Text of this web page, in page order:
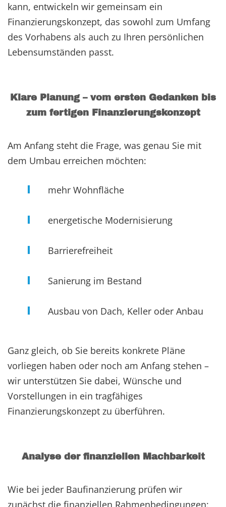
kann, entwickeln wir gemeinsam ein
Finanzierungskonzept, das sowohl zum Umfang
des Vorhabens als auch zu Ihren persönlichen
Lebensumständen passt.
Klare Planung – vom ersten Gedanken bis
zum fertigen Finanzierungskonzept
Am Anfang steht die Frage, was genau Sie mit
dem Umbau erreichen möchten:
mehr Wohnfläche
energetische Modernisierung
Barrierefreiheit
Sanierung im Bestand
Ausbau von Dach, Keller oder Anbau
Ganz gleich, ob Sie bereits konkrete Pläne
vorliegen haben oder noch am Anfang stehen –
wir unterstützen Sie dabei, Wünsche und
Vorstellungen in ein tragfähiges
Finanzierungskonzept zu überführen.
Analyse der finanziellen Machbarkeit
Wie bei jeder Baufinanzierung prüfen wir
zunächst die finanziellen Rahmenbedingungen: